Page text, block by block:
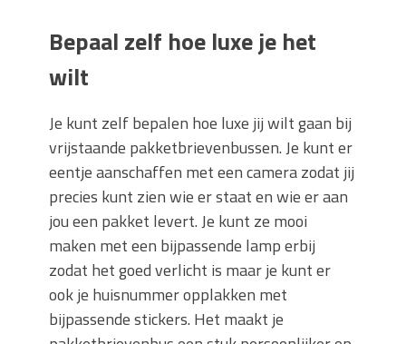
Bepaal zelf hoe luxe je het
wilt
Je kunt zelf bepalen hoe luxe jij wilt gaan bij
vrijstaande pakketbrievenbussen. Je kunt er
eentje aanschaffen met een camera zodat jij
precies kunt zien wie er staat en wie er aan
jou een pakket levert. Je kunt ze mooi
maken met een bijpassende lamp erbij
zodat het goed verlicht is maar je kunt er
ook je huisnummer opplakken met
bijpassende stickers. Het maakt je